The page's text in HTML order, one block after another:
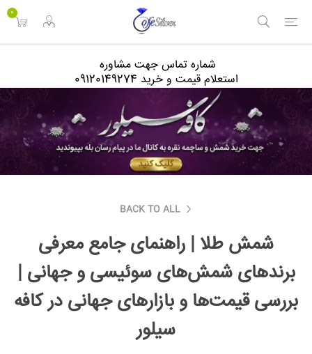
0
شماره تماس جهت مشاوره
استعلام قیمت و خرید 09120149274
BACK TO ALL
شمش طلا | راهنمای جامع معرفی
برندهای شمش‌های سوئیسی و جهانی |
بررسی قیمت‌ها و بازارهای جهانی در کافه
سیلور